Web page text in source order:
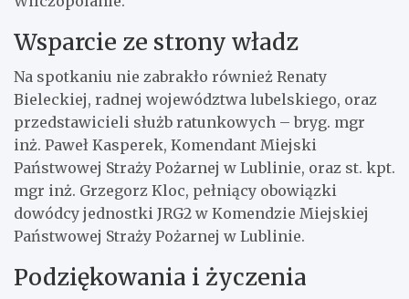
Wsparcie ze strony władz
Na spotkaniu nie zabrakło również Renaty
Bieleckiej, radnej województwa lubelskiego, oraz
przedstawicieli służb ratunkowych – bryg. mgr
inż. Paweł Kasperek, Komendant Miejski
Państwowej Straży Pożarnej w Lublinie, oraz st. kpt.
mgr inż. Grzegorz Kloc, pełniący obowiązki
dowódcy jednostki JRG2 w Komendzie Miejskiej
Państwowej Straży Pożarnej w Lublinie.
Podziękowania i życzenia